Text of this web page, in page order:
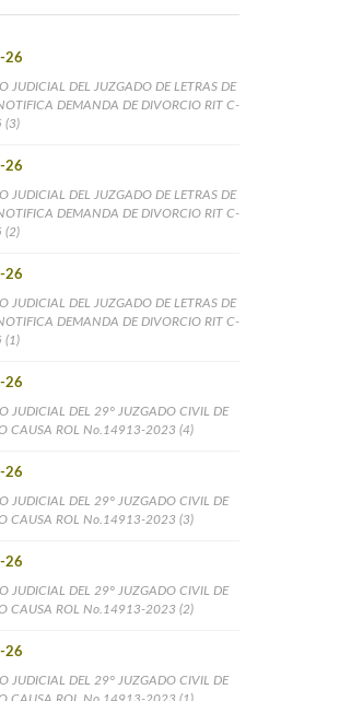
26
JUDICIAL DEL JUZGADO DE LETRAS DE
DEMANDA DE DIVORCIO RIT C-
(3)
26
JUDICIAL DEL JUZGADO DE LETRAS DE
DEMANDA DE DIVORCIO RIT C-
(2)
26
JUDICIAL DEL JUZGADO DE LETRAS DE
DEMANDA DE DIVORCIO RIT C-
(1)
26
JUDICIAL DEL 29° JUZGADO CIVIL DE
CAUSA ROL No.14913-2023 (4)
26
JUDICIAL DEL 29° JUZGADO CIVIL DE
CAUSA ROL No.14913-2023 (3)
26
JUDICIAL DEL 29° JUZGADO CIVIL DE
CAUSA ROL No.14913-2023 (2)
26
JUDICIAL DEL 29° JUZGADO CIVIL DE